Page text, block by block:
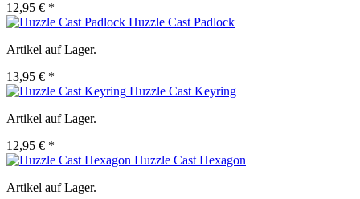
12,95 € *
Huzzle Cast Padlock
Artikel auf Lager.
13,95 € *
Huzzle Cast Keyring
Artikel auf Lager.
12,95 € *
Huzzle Cast Hexagon
Artikel auf Lager.